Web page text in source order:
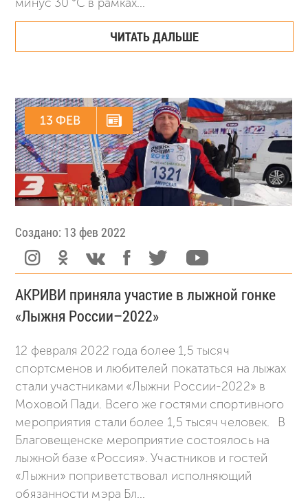
ЧИТАТЬ ДАЛЬШЕ
13 ФЕВ
Создано: 13 фев 2022
АКРИВИ приняла участие в лыжной гонке
«Лыжня России–2022»
12 февраля 2022 года более 1,5 тысяч
спортсменов и любителей покататься на лыжах
стали участниками «Лыжни России-2022» в
Моховой Пади. Всего же гостями спортивного
мероприятия стали более 1,5 тысяч человек. В
Благовещенске мероприятие состоялось на
лыжной базе «Россия». Участников и гостей
«Лыжни» поприветствовал исполняющий
обязанности мэра Бл...